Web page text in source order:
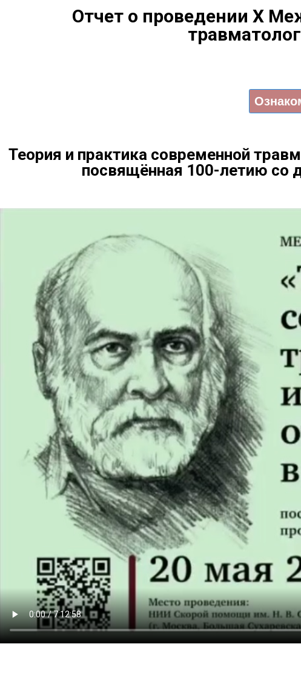
Отчет о проведении X
Теория и практика современной
посвящённая 100-летию со